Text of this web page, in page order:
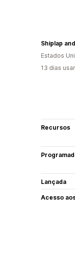
Shiplap
Estados
13 dias
Recursos
Lançada
Acesso